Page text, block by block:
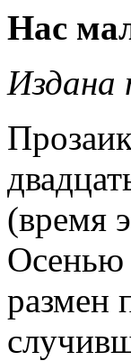
Нас
Издана
(время
Осенью
размен